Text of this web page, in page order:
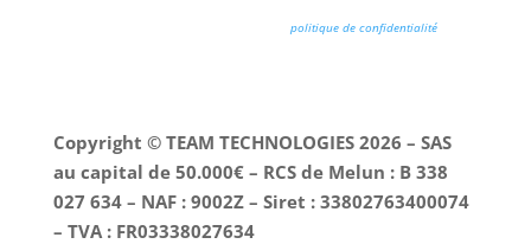
politique de confidentialitépour
plus d’informations.
Copyright © TEAM TECHNOLOGIES 2026 – SAS
au capital de 50.000€ – RCS de Melun : B 338
027 634 – NAF : 9002Z – Siret : 33802763400074
– TVA : FR03338027634